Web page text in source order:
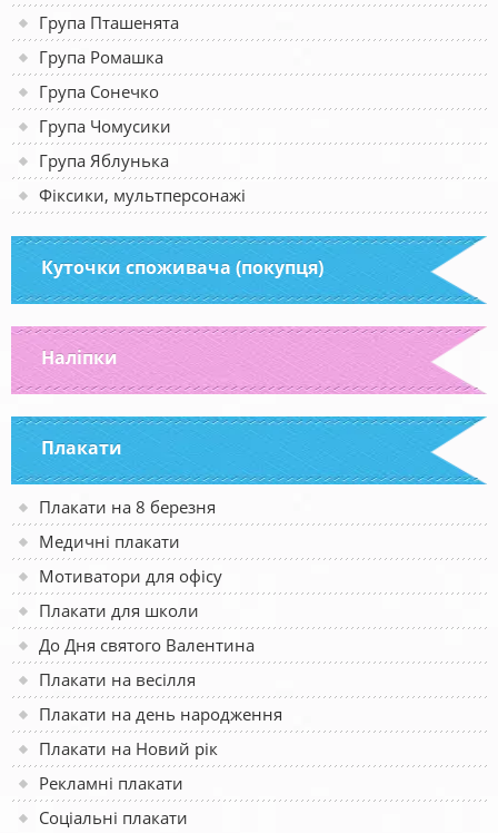
Група Пташенята
Група Ромашка
Група Сонечко
Група Чомусики
Група Яблунька
Фіксики, мультперсонажі
Куточки споживача (покупця)
Наліпки
Плакати
Плакати на 8 березня
Медичні плакати
Мотиватори для офісу
Плакати для школи
До Дня святого Валентина
Плакати на весілля
Плакати на день народження
Плакати на Новий рік
Рекламні плакати
Соціальні плакати